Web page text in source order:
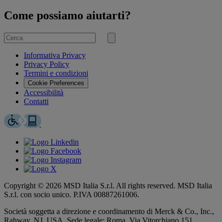
Come possiamo aiutarti?
Cerca
per
Invia
Informativa Privacy
Privacy Policy
Termini e condizioni
Cookie Preferences
Accessibilità
Contatti
Copyright © 2026 MSD Italia S.r.l. All rights reserved. MSD Italia
S.r.l. con socio unico. P.IVA 00887261006.
Società soggetta a direzione e coordinamento di Merck & Co., Inc.,
Rahway, NJ, USA.
Sede legale: Roma, Via Vitorchiano 151.